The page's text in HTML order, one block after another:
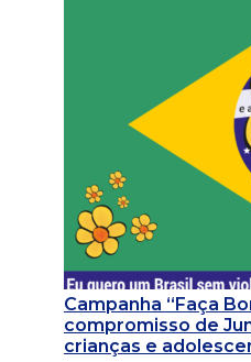
Campanha “Faça
compromisso de
crianças e